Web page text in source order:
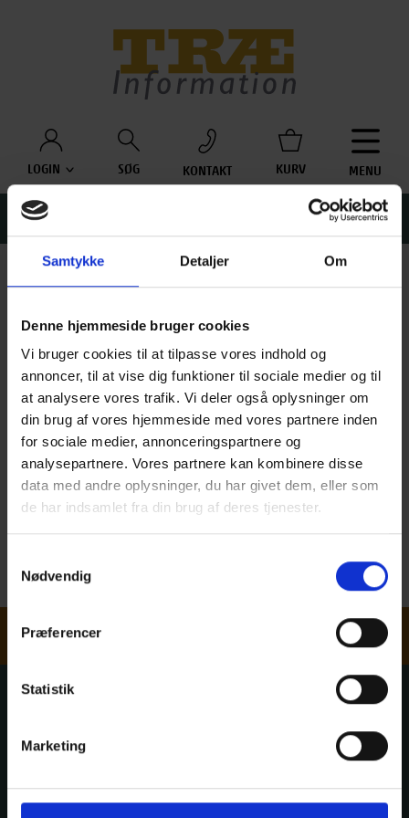
Samtykke Detaljer Om
Denne hjemmeside bruger cookies
Vi bruger cookies til at tilpasse vores indhold og
annoncer, til at vise dig funktioner til sociale medier og til
at analysere vores trafik. Vi deler også oplysninger om
din brug af vores hjemmeside med vores partnere inden
for sociale medier, annonceringspartnere og
analysepartnere. Vores partnere kan kombinere disse
data med andre oplysninger, du har givet dem, eller som
de har indsamlet fra din brug af deres tjenester.
Nødvendig
Præferencer
Statistik
Marketing
LOGIN SØG KONTAKT KURV MENU
efter:
LÆSEHANDICAP
Hvis du har et læsehandicap der gør, at du ikke kan læse
almindelig trykt tekst, kan du få adgang til Træinformations e-
bøger fra Nota. Alle Træinformations publikationer, herunder
TRÆhåndbøger og TRÆfakta ligger tilgængeligt hos Nota.
Nota er et bibliotek og videncenter der beskæftiger sig med
bøger og læsning for mennesker med syns- og læsehandicap.
Nota er en institution under Kulturministeriet.
> Log på Nota Bibliotek, hvis du allerede har login
Viden- og formidlingscenter for træbyggeriet
Nyhedsbrev